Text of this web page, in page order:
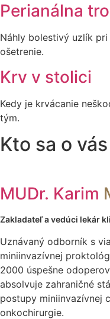
Perianálna
Náhly bolestivý uzlík
ošetrenie.
Krv v stolici
Kedy je krvácanie
tým.
Kto sa o
MUDr. Karim
Zakladateľ a vedúci lekár
Uznávaný odborník s
miniinvazívnej
2000 úspešne
absolvuje zahraničné
postupy miniinvazívnej
onkochirurgie.